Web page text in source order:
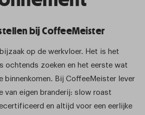
bij CoffeeMeister
op de werkvloer. Het is het
ochtends zoeken en het eerste wat
binnenkomen. Bij CoffeeMeister lever
van eigen branderij: slow roast
en altijd voor een eerlijke